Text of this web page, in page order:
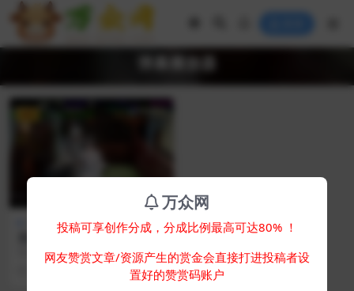
弹幕播放器
视频音乐
觅知ART弹幕播放器全新UI |
MizhiPlayer多功能播放器 |
苹果CMS视频弹幕播放器
简介： 一款觅知全新定制的苹果C
MS UI 播放器Artplayer内核开发多
30
万众网
投稿可享创作分成，分成比例最高可达80% ！
网友赞赏文章/资源产生的赏金会直接打进投稿者设
置好的赞赏码账户